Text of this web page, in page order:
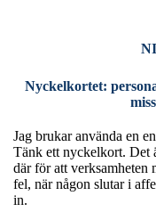
Nyckelkortet:
Jag brukar använda en
Tänk ett nyckelkort. Det
där för att verksamheten
fel, när någon slutar i
in.